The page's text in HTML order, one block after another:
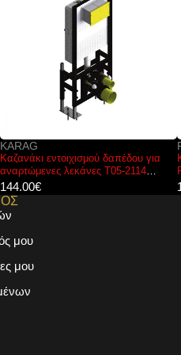
FERRO
Κεφαλή ντους RONDO DSN01
FERRO Ø20cm
17.00€
μου
μου